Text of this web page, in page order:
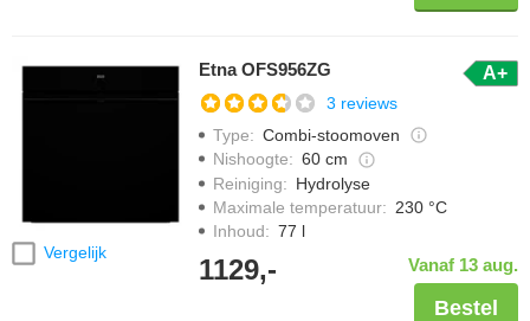
Vergelijk
Etna OFS956ZG A+
3 reviews
Type: Combi-stoomoven
Nishoogte: 60 cm
Reiniging: Hydrolyse
Maximale temperatuur: 230 °C
Inhoud: 77 l
1129,- Vanaf 13 aug.
Bestel